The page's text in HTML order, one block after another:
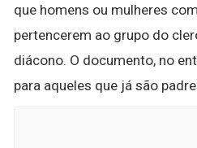
que homens ou mulheres
pertencerem ao grupo do
diácono. O documento, no
para aqueles que já são